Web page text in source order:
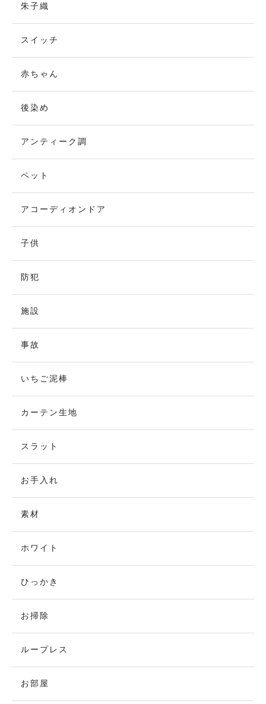
朱子織
スイッチ
赤ちゃん
後染め
アンティーク調
ペット
アコーディオンドア
子供
防犯
施設
事故
いちご泥棒
カーテン生地
スラット
お手入れ
素材
ホワイト
ひっかき
お掃除
ループレス
お部屋